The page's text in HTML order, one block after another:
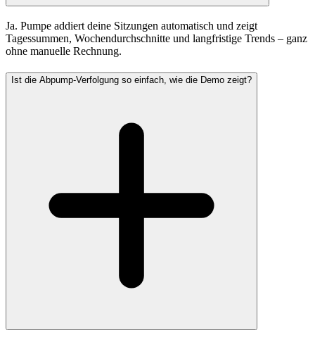
Ja. Pumpe addiert deine Sitzungen automatisch und zeigt
Tagessummen, Wochendurchschnitte und langfristige Trends – ganz
ohne manuelle Rechnung.
Ist die Abpump-Verfolgung so einfach, wie die Demo zeigt?